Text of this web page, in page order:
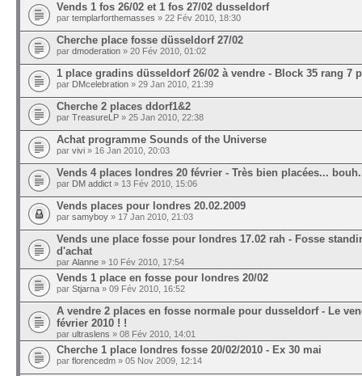
Vends 1 fos 26/02 et 1 fos 27/02 dusseldorf
par templarforthemasses » 22 Fév 2010, 18:30
Cherche place fosse düsseldorf 27/02
par dmoderation » 20 Fév 2010, 01:02
1 place gradins düsseldorf 26/02 à vendre - Block 35 rang 7
par DMcelebration » 29 Jan 2010, 21:39
Cherche 2 places ddorf1&2
par TreasureLP » 25 Jan 2010, 22:38
Achat programme Sounds of the Universe
par vivi » 16 Jan 2010, 20:03
Vends 4 places londres 20 février - Très bien placées...
par DM addict » 13 Fév 2010, 15:06
Vends places pour londres 20.02.2009
par samyboy » 17 Jan 2010, 21:03
Vends une place fosse pour londres 17.02 rah - Fosse
d'achat
par Alanne » 10 Fév 2010, 17:54
Vends 1 place en fosse pour londres 20/02
par Stjarna » 09 Fév 2010, 16:52
A vendre 2 places en fosse normale pour dusseldorf - Le
février 2010 ! !
par ultraslens » 08 Fév 2010, 14:01
Cherche 1 place londres fosse 20/02/2010 - Ex 30 mai
par florencedm » 05 Nov 2009, 12:14